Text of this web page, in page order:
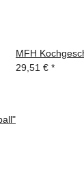
MFH
29,51 € *